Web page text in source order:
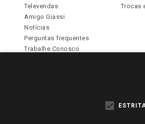
Televendas
Amigo Giassi
Notícias
Perguntas frequentes
Trabalhe Conosco
Trocas
PARA VER OS
TODOS OS PREÇOS E